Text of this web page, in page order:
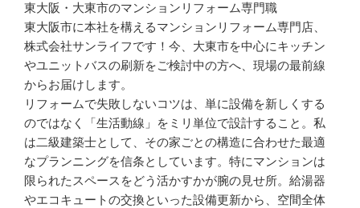
東大阪・大東市のマンションリフォーム専門職
東大阪市に本社を構えるマンションリフォーム専門店、
株式会社サンライフです！今、大東市を中心にキッチン
やユニットバスの刷新をご検討中の方へ、現場の最前線
からお届けします。
リフォームで失敗しないコツは、単に設備を新しくする
のではなく「生活動線」をミリ単位で設計すること。私
は二級建築士として、その家ごとの構造に合わせた最適
なプランニングを信条としています。特にマンションは
限られたスペースをどう活かすかが腕の見せ所。給湯器
やエコキュートの交換といった設備更新から、空間全体